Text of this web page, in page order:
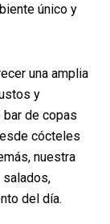
único y
una amplia
y
de copas
cócteles
nuestra
del día.